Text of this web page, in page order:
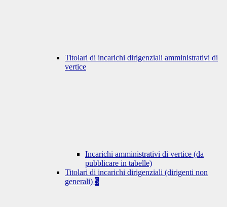
Titolari di incarichi dirigenziali amministrativi di
vertice
Incarichi amministrativi di vertice (da
pubblicare in tabelle)
Titolari di incarichi dirigenziali (dirigenti non
generali) 5